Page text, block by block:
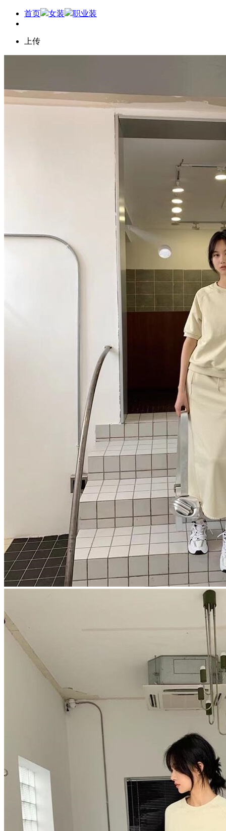
首页 女装 职业装
上传